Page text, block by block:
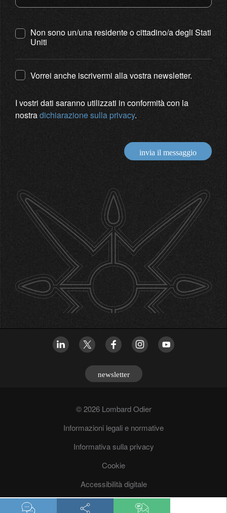
Non sono un/una residente o cittadino/a degli Stati
Uniti
Vorrei anche iscrivermi alla vostra newsletter.
I vostri dati saranno utilizzati in conformità con la
nostradichiarazione sulla privacy.
invia il messaggio
newsletter
© 2026 Lombard Odier
Informazioni legali e normative
Informativa sulla privacy
Cookie
Accessibilità digitale
Lotta antrifrode